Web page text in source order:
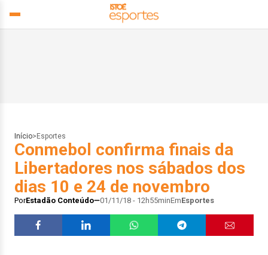
Início> Esportes
Conmebol confirma finais da
Libertadores nos sábados dos
dias 10 e 24 de novembro
PorEstadão Conteúdo 01/11/18 - 12h55minEmEsportes